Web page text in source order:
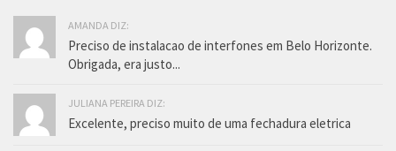
AMANDA DIZ:
Preciso de instalacao de interfones em Belo Horizonte.
Obrigada, era justo...
JULIANA PEREIRA DIZ:
Excelente, preciso muito de uma fechadura eletrica